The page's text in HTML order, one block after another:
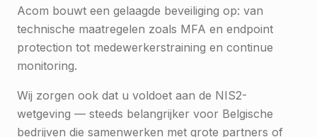
Acom bouwt een gelaagde beveiliging op: van
technische maatregelen zoals MFA en endpoint
protection tot medewerkerstraining en continue
monitoring.
Wij zorgen ook dat u voldoet aan de NIS2-
wetgeving — steeds belangrijker voor Belgische
bedrijven die samenwerken met grote partners of